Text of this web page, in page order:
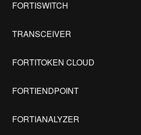
FORTISWITCH
TRANSCEIVER
FORTITOKEN CLOUD
FORTIENDPOINT
FORTIANALYZER